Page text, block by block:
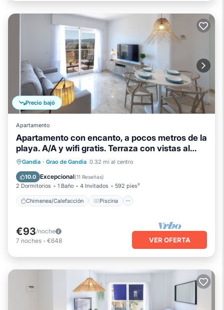
Precio bajó
Apartamento
Apartamento con encanto, a pocos metros de la
playa. A/A y wifi gratis. Terraza con vistas al
mar-ALQUILER SOLO FAMILIAS
Gandia · Grao de Gandia 0.32 mi al centro
10.0 Excepcional(11 Reseñas)
2 Dormitorios 1 Baño 4 Invitados 592 pies²
Chimenea/Calefacción Piscina
Chimenea/Calefacción
Piscina
Balcón/Terraza
€93/noche
7 noches - €648 VER OFERTA